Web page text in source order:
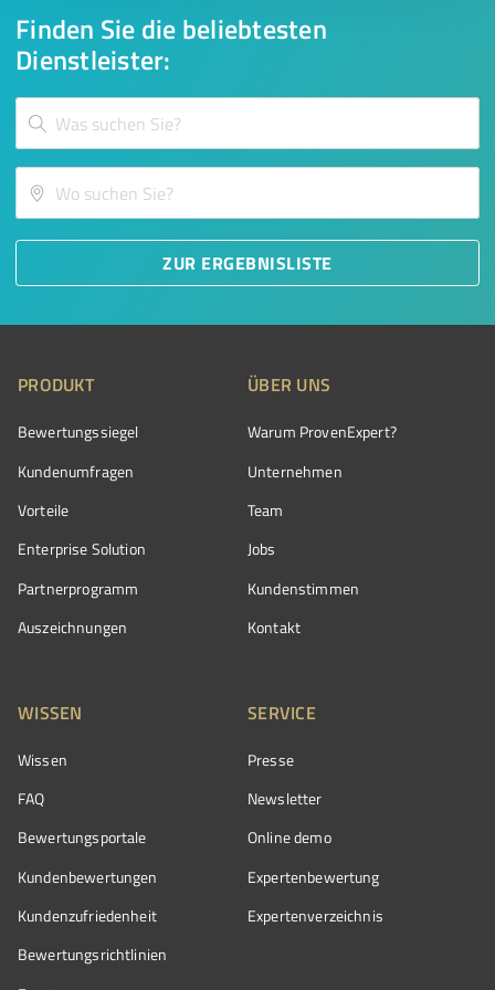
Finden Sie die beliebtesten
Dienstleister:
ZUR ERGEBNISLISTE
PRODUKT
Bewertungssiegel
Kundenumfragen
Vorteile
Enterprise Solution
Partnerprogramm
Auszeichnungen
ÜBER UNS
Warum ProvenExpert?
Unternehmen
Team
Jobs
Kundenstimmen
Kontakt
WISSEN
Wissen
FAQ
Bewertungsportale
Kundenbewertungen
Kundenzufriedenheit
Bewertungs­richtlinien
SERVICE
Presse
Newsletter
Online demo
Expertenbewertung
Expertenverzeichnis